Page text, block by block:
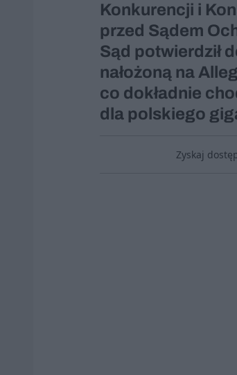
Konkurencji i
przed Sądem
Sąd potwierdził
nałożoną na
co dokładnie
dla polskiego
Zyskaj